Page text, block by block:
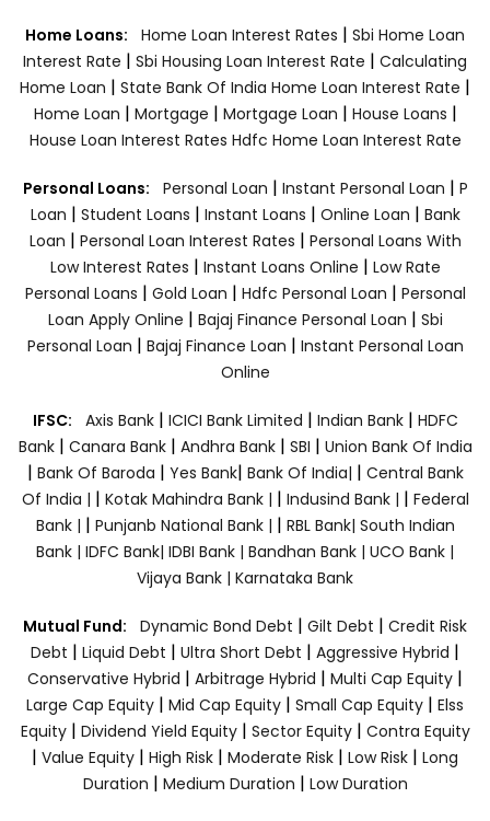
Home Loans: Home Loan Interest Rates | Sbi Home Loan
Interest Rate | Sbi Housing Loan Interest Rate | Calculating
Home Loan | State Bank Of India Home Loan Interest Rate |
Home Loan | Mortgage | Mortgage Loan | House Loans |
House Loan Interest Rates Hdfc Home Loan Interest Rate
Personal Loans: Personal Loan | Instant Personal Loan | P
Loan | Student Loans | Instant Loans | Online Loan | Bank
Loan | Personal Loan Interest Rates | Personal Loans With
Low Interest Rates | Instant Loans Online | Low Rate
Personal Loans | Gold Loan | Hdfc Personal Loan | Personal
Loan Apply Online | Bajaj Finance Personal Loan | Sbi
Personal Loan | Bajaj Finance Loan | Instant Personal Loan
Online
IFSC: Axis Bank | ICICI Bank Limited | Indian Bank | HDFC
Bank| Canara Bank | Andhra Bank| SBI | Union Bank Of India
| Bank Of Baroda | Yes Bank| Bank Of India| | Central Bank
Of India | | Kotak Mahindra Bank | | Indusind Bank | | Federal
Bank | | Punjanb National Bank | | RBL Bank| South Indian
Bank | IDFC Bank| IDBI Bank | Bandhan Bank | UCO Bank |
Vijaya Bank | Karnataka Bank
Mutual Fund: Dynamic Bond Debt | Gilt Debt | Credit Risk
Debt | Liquid Debt | Ultra Short Debt | Aggressive Hybrid |
Conservative Hybrid | Arbitrage Hybrid | Multi Cap Equity |
Large Cap Equity | Mid Cap Equity | Small Cap Equity | Elss
Equity| Dividend Yield Equity| Sector Equity | Contra Equity
| Value Equity | High Risk | Moderate Risk | Low Risk | Long
Duration | Medium Duration | Low Duration